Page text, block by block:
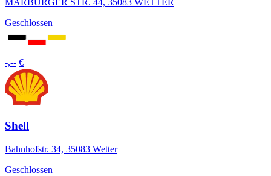
MARBURGER STR. 44, 35083 WETTER
Geschlossen
-,---€
Shell
Bahnhofstr. 34, 35083 Wetter
Geschlossen